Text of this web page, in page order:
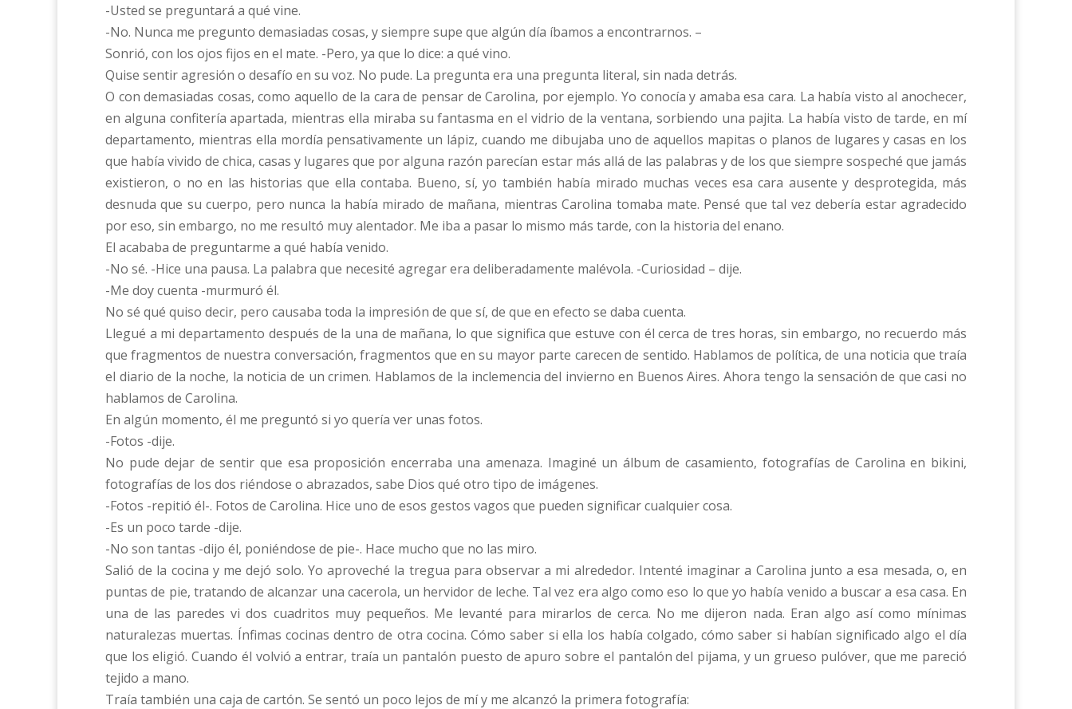
-Usted se preguntará a qué vine.
-No. Nunca me pregunto demasiadas cosas, y siempre supe que algún día íbamos a encontrarnos. –
Sonrió, con los ojos fijos en el mate. -Pero, ya que lo dice: a qué vino.
Quise sentir agresión o desafío en su voz. No pude. La pregunta era una pregunta literal, sin nada detrás.
O con demasiadas cosas, como aquello de la cara de pensar de Carolina, por ejemplo. Yo conocía y amaba esa cara. La había visto al anochecer,
en alguna confitería apartada, mientras ella miraba su fantasma en el vidrio de la ventana, sorbiendo una pajita. La había visto de tarde, en mí
departamento, mientras ella mordía pensativamente un lápiz, cuando me dibujaba uno de aquellos mapitas o planos de lugares y casas en los
que había vivido de chica, casas y lugares que por alguna razón parecían estar más allá de las palabras y de los que siempre sospeché que jamás
existieron, o no en las historias que ella contaba. Bueno, sí, yo también había mirado muchas veces esa cara ausente y desprotegida, más
desnuda que su cuerpo, pero nunca la había mirado de mañana, mientras Carolina tomaba mate. Pensé que tal vez debería estar agradecido
por eso, sin embargo, no me resultó muy alentador. Me iba a pasar lo mismo más tarde, con la historia del enano.
El acababa de preguntarme a qué había venido.
-No sé. -Hice una pausa. La palabra que necesité agregar era deliberadamente malévola. -Curiosidad – dije.
-Me doy cuenta -murmuró él.
No sé qué quiso decir, pero causaba toda la impresión de que sí, de que en efecto se daba cuenta.
Llegué a mi departamento después de la una de mañana, lo que significa que estuve con él cerca de tres horas, sin embargo, no recuerdo más
que fragmentos de nuestra conversación, fragmentos que en su mayor parte carecen de sentido. Hablamos de política, de una noticia que traía
el diario de la noche, la noticia de un crimen. Hablamos de la inclemencia del invierno en Buenos Aires. Ahora tengo la sensación de que casi no
hablamos de Carolina.
En algún momento, él me preguntó si yo quería ver unas fotos.
-Fotos -dije.
No pude dejar de sentir que esa proposición encerraba una amenaza. Imaginé un álbum de casamiento, fotografías de Carolina en bikini,
fotografías de los dos riéndose o abrazados, sabe Dios qué otro tipo de imágenes.
-Fotos -repitió él-. Fotos de Carolina. Hice uno de esos gestos vagos que pueden significar cualquier cosa.
-Es un poco tarde -dije.
-No son tantas -dijo él, poniéndose de pie-. Hace mucho que no las miro.
Salió de la cocina y me dejó solo. Yo aproveché la tregua para observar a mi alrededor. Intenté imaginar a Carolina junto a esa mesada, o, en
puntas de pie, tratando de alcanzar una cacerola, un hervidor de leche. Tal vez era algo como eso lo que yo había venido a buscar a esa casa. En
una de las paredes vi dos cuadritos muy pequeños. Me levanté para mirarlos de cerca. No me dijeron nada. Eran algo así como mínimas
naturalezas muertas. Ínfimas cocinas dentro de otra cocina. Cómo saber si ella los había colgado, cómo saber si habían significado algo el día
que los eligió. Cuando él volvió a entrar, traía un pantalón puesto de apuro sobre el pantalón del pijama, y un grueso pulóver, que me pareció
tejido a mano.
Traía también una caja de cartón. Se sentó un poco lejos de mí y me alcanzó la primera fotografía: